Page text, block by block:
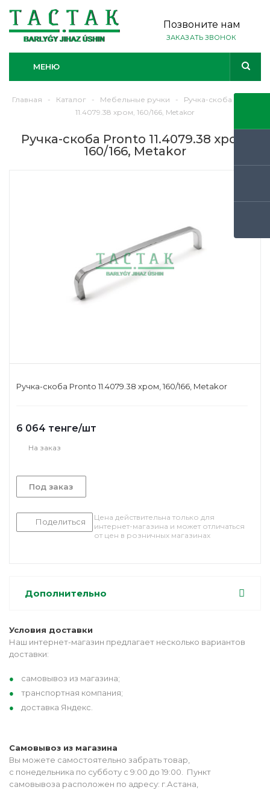
Позвоните нам
ЗАКАЗАТЬ ЗВОНОК
МЕНЮ
Главная - Каталог - Мебельные ручки -
Ручка-скоба Pronto
11.4079.38 хром, 160/166, Metakor
Ручка-скоба Pronto 11.4079.38 хром,
160/166, Metakor
Ручка-скоба Pronto 11.4079.38 хром, 160/166, Metakor
6 064 тенге/шт
На заказ
Под заказ
Поделиться
Цена действительна только для
интернет-магазина и может отличаться
от цен в розничных магазинах
Дополнительно
Условия доставки
Наш интернет-магазин предлагает несколько вариантов
доставки:
самовывоз из магазина;
транспортная компания;
доставка Яндекс.
Самовывоз из магазина
Вы можете самостоятельно забрать товар,
с понедельника по субботу с 9:00 до 19:00. Пункт
самовывоза расположен по адресу: г.Астана,